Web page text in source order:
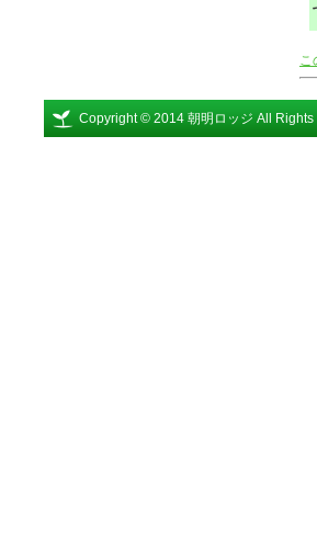
こ
Copyright © 2014 朝明ロッジ All Rights